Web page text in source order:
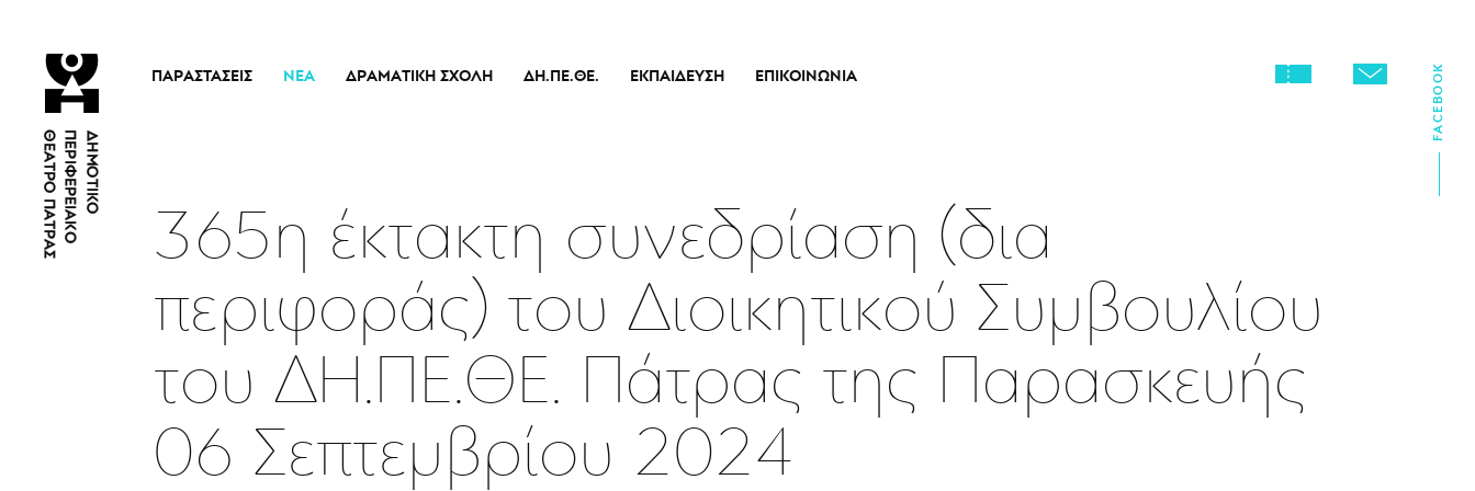
ΠΑΡΑΣΤΆΣΕΙΣ
Εισιτήρια
ΝΈΑ ΔΡΑΜΑΤΙΚΉ ΣΧΟΛΉ
Νέα
ΔΗ.ΠΕ.ΘΕ.
Οικονομικά Στοιχεία
Αποφάσεις Δ.Σ.
Καλλιτεχνικός Διευθυντής
Ποιοί Είμαστε
Μπάρρυ
ΕΚΠΑΊΔΕΥΣΗ ΕΠΙΚΟΙΝΩΝΊΑ
FACEBOOK
365η έκτακτη συνεδρίαση (δια
περιφοράς) του Διοικητικού Συμβουλίου
του ΔΗ.ΠΕ.ΘΕ. Πάτρας της Παρασκευής
06 Σεπτεμβρίου 2024